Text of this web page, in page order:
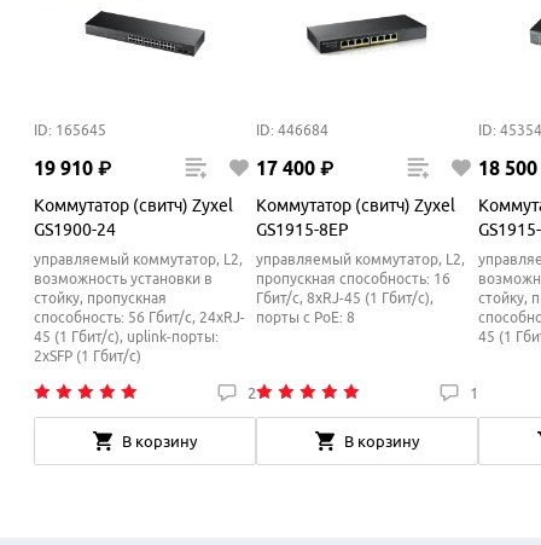
ID: 165645
19 910 ₽
Коммутатор (свитч) Zyxel
GS1900-24
управляемый коммутатор, L2,
возможность установки в
стойку, пропускная
способность: 56 Гбит/с, 24xRJ-
45 (1 Гбит/с), uplink-порты:
2xSFP (1 Гбит/с)
2
В корзину
ID: 446684
17 400 ₽
Коммутатор (свитч) Zyxel
GS1915-8EP
управляемый коммутатор, L2,
пропускная способность: 16
Гбит/с, 8xRJ-45 (1 Гбит/с),
порты с PoE: 8
1
В корзину
ID:
18 500
стойку,
45 (1